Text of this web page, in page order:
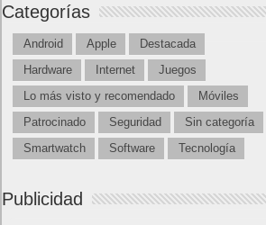
Categorías
Android Apple
Destacada
Hardware
Internet
Juegos
Lo más visto y recomendado
Móviles
Patrocinado
Seguridad
Sin categoría
Smartwatch
Software Tecnología
Publicidad